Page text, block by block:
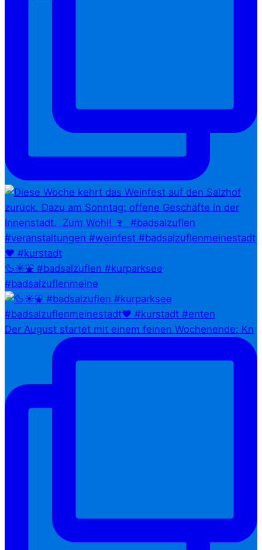
🦆☀️⛲ #badsalzuflen #kurparksee
#badsalzuflenmeine
Der August startet mit einem feinen Wochenende: Kn